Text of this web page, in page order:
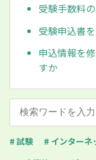
受験手数料
受験申込書
申込情報を
すか
# 試験 # インターネ